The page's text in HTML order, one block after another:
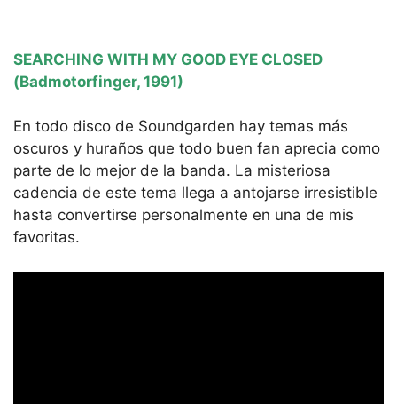
SEARCHING WITH MY GOOD EYE CLOSED
(Badmotorfinger, 1991)
En todo disco de Soundgarden hay temas más
oscuros y huraños que todo buen fan aprecia como
parte de lo mejor de la banda. La misteriosa
cadencia de este tema llega a antojarse irresistible
hasta convertirse personalmente en una de mis
favoritas.